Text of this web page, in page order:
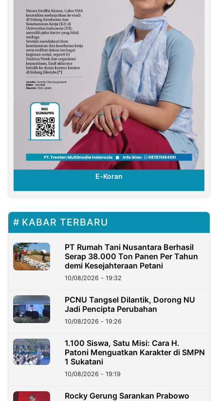
E-Koran
KABAR TERBARU
PT Rumah Tani Nusantara Berhasil
Serap 38.000 Ton Panen Per Tahun
demi Kesejahteraan Petani
10/08/2026 - 19:32
PCNU Tangsel Dilantik, Dorong NU
Jadi Pencipta Perubahan
10/08/2026 - 19:26
1.100 Siswa, Satu Misi: Cara H.
Patoni Menguatkan Karakter di SMPN
1 Sukatani
10/08/2026 - 19:19
Rocky Gerung Sarankan Prabowo